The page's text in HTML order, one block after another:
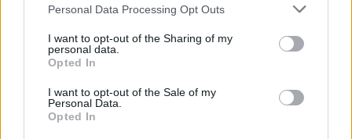
Personal Data Processing Opt Outs
I want to opt-out of the Sharing of my
personal data.
Opted In
I want to opt-out of the Sale of my
Personal Data.
Opted In
Feyenoord-verhaal van Calvin Stengs
'Hij is weer gewoon mijn vader': Shaqueel
openhartig over Robin van Persie
Lille geeft niet op na afwijzing: komt er nieuw
bod op Gjivai Zechiël?